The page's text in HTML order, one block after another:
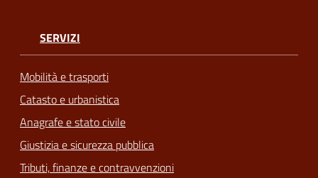
SERVIZI
Mobilità e trasporti
Catasto e urbanistica
Anagrafe e stato civile
Giustizia e sicurezza pubblica
Tributi, finanze e contravvenzioni